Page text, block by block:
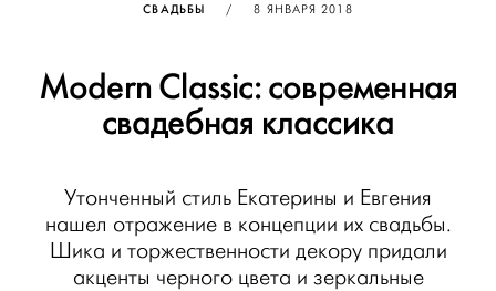
СВАДЬБЫ / ОПУБЛИКОВАНО
8 ЯНВАРЯ 2018
Modern Classic: современная
свадебная классика
Утонченный стиль Екатерины и Евгения
нашел отражение в концепции их свадьбы.
Шика и торжественности декору придали
акценты черного цвета и зеркальные